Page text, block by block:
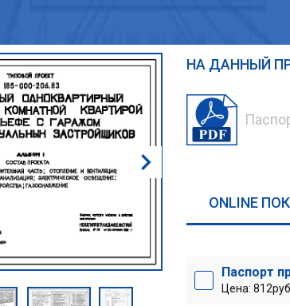
НА ДАННЫЙ
ONLINE
Паспорт
Цена: 812руб.